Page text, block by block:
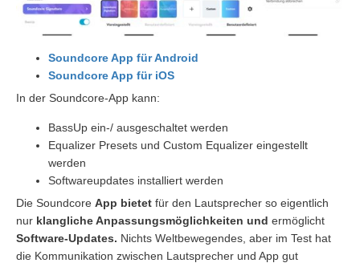
Soundcore App für Android
Soundcore App für iOS
In der Soundcore-App kann:
BassUp ein-/ ausgeschaltet werden
Equalizer Presets und Custom Equalizer eingestellt
werden
Softwareupdates installiert werden
Die Soundcore App bietet für den Lautsprecher so eigentlich
nur klangliche Anpassungsmöglichkeiten und ermöglicht
Software-Updates. Nichts Weltbewegendes, aber im Test hat
die Kommunikation zwischen Lautsprecher und App gut